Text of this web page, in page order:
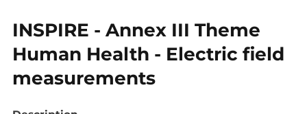
INSPIRE - Annex III Theme
Human Health - Electric field
measurements